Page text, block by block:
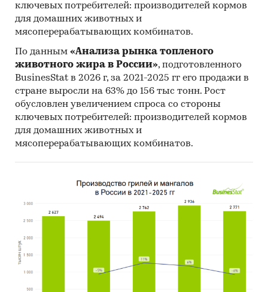
Материалы Организации экономического
сотрудничества и развития (Organization for
Материалы International Trade Centre.
Материалы Index Mundi.
Результаты исследований DISCOVERY
Research Group.
Объем и структура выборки
Процедура контент-анализа документов не
совокупности. Обработке и анализу подлежат
все доступные исследователю документы.
пригодная к дальнейшему использованию
данных с подробной информацией об
импорте в Россию и экспорте из России
ключевых потребителей: производителей кормов
для домашних животных и
мясоперерабатывающих комбинатов.
По данным «Анализа рынка топленого
животного жира в России», подготовленного
BusinesStat в 2026 г, за 2021-2025 гг его продажи в
стране выросли на 63% до 156 тыс тонн. Рост
обусловлен увеличением спроса со стороны
ключевых потребителей: производителей кормов
для домашних животных и
мясоперерабатывающих комбинатов.